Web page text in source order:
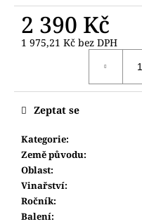
2 390 Kč
1 975,21 Kč bez DPH
Kategorie:
Země původu:
Oblast:
Vinařství:
Ročník:
Balení:
Zeptat se